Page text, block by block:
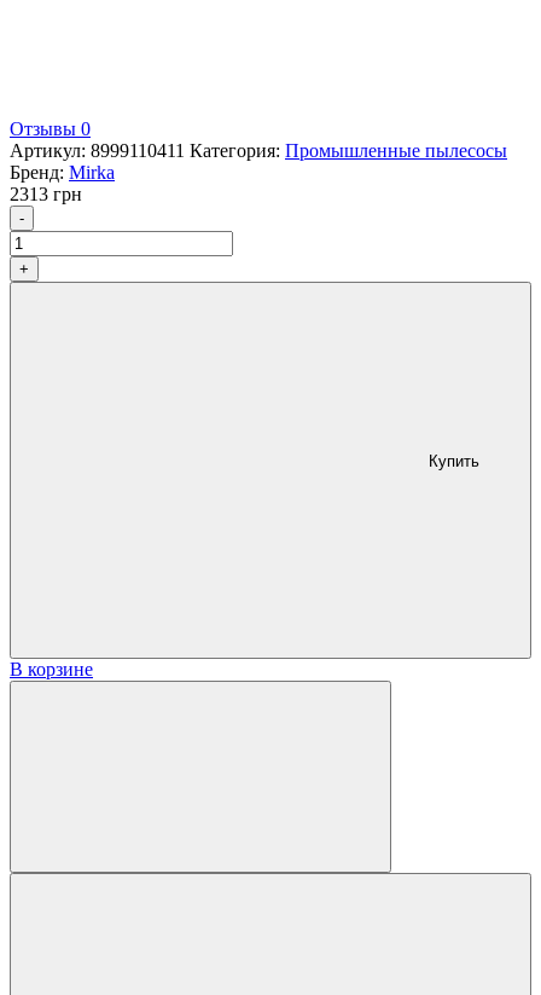
Отзывы 0
Артикул: 8999110411 Категория: Промышленные пылесосы
Бренд: Mirka
2313 грн
- Количество
+
Купить
В корзине